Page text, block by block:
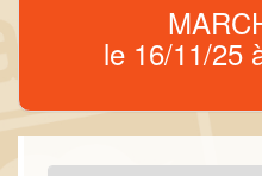
le 16/11/25